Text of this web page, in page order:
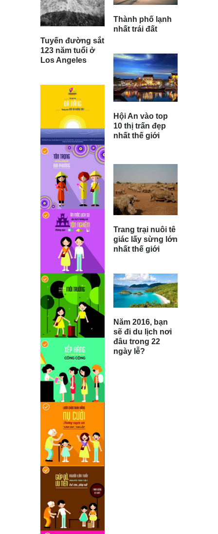
Tuyến đường sắt
123 năm tuổi ở
Los Angeles
Thành phố lạnh
nhất trái đất
Hội An vào top
10 thị trấn đẹp
nhất thế giới
Trang trại nuôi tê
giác lấy sừng lớn
nhất thế giới
Năm 2016, bạn
sẽ đi du lịch nơi
đâu trong 22
ngày lễ?